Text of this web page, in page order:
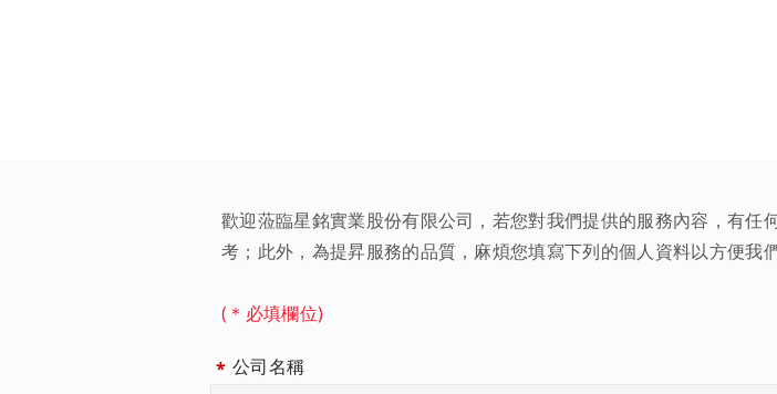
歡迎蒞臨星銘實業股份有限公司，若您對我們提供的服務內容，有
考；此外，為提昇服務的品質，麻煩您填寫下列的個人資料以方便我
(＊必填欄位)
公司名稱